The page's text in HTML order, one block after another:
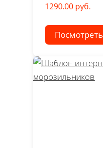
1290.00 руб.
Посмотреть